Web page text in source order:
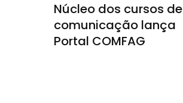
Núcleo dos cursos de
comunicação lança
Portal COMFAG